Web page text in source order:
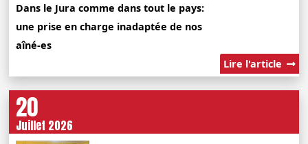
Dans le Jura comme dans tout le pays:
une prise en charge inadaptée de nos
aîné-es
Lire l'article
20
Juillet 2026